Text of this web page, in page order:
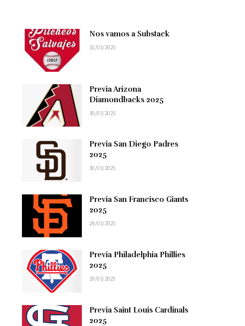
Nos vamos a Substack
31/03/2025
Previa Arizona
Diamondbacks 2025
30/03/2025
Previa San Diego Padres
2025
30/03/2025
Previa San Francisco Giants
2025
29/03/2025
Previa Philadelphia Phillies
2025
29/03/2025
Previa Saint Louis Cardinals
2025